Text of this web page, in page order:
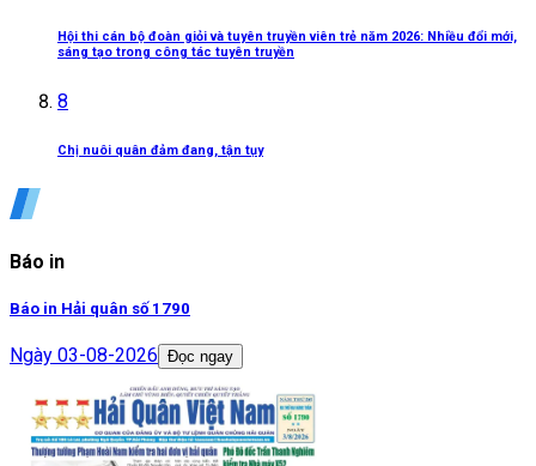
Hội thi cán bộ đoàn giỏi và tuyên truyền viên trẻ năm 2026: Nhiều đổi mới,
sáng tạo trong công tác tuyên truyền
8
Chị nuôi quân đảm đang, tận tụy
Báo in
Báo in Hải quân số 1790
Ngày 03-08-2026 Đọc ngay